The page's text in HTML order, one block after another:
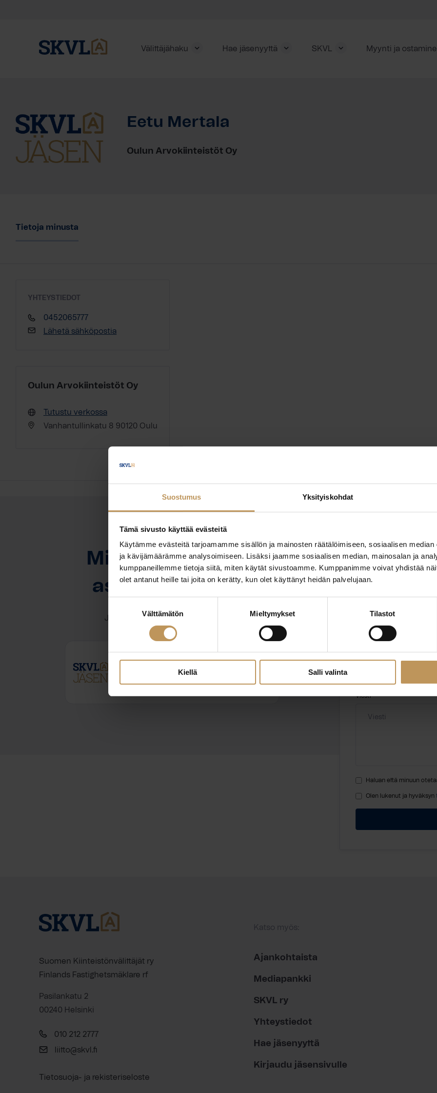
Suostumus Yksityiskohdat
Tämä sivusto käyttää evästeitä
Käytämme evästeitä tarjoamamme sisällön ja mainosten räätälöimiseen, sosiaalisen
ja kävijämäärämme analysoimiseen. Lisäksi jaamme sosiaalisen median, mainosalan ja
kumppaneillemme tietoja siitä, miten käytät sivustoamme. Kumppanimme voivat yhdistää
olet antanut heille tai joita on kerätty, kun olet käyttänyt heidän palvelujaan.
valinta
Välttämätön Mieltymykset Tilastot
Kiellä Salli valinta
Välittäjähaku Hae jäsenyyttä SKVL Myynti ja
Eetu Mertala
Oulun Arvokiinteistöt Oy
Tietoja minusta
YHTEYSTIEDOT
0452065777
Lähetä sähköpostia
Oulun Arvokiinteistöt Oy
Tutustu verkossa
Vanhantullinkatu 8 90120 Oulu
Miten voin auttaa
asuntoasioissa?
Jätä yhteystietosi, niin otan yhteyttä
Eetu Mertala
"*" näyttää pakolliset
Aihe
Viesti
Haluan että minuun
Olen lukenut ja hyväksyn
Suomen Kiinteistönvälittäjät ry
Finlands Fastighetsmäklare rf
Pasilankatu 2
00240 Helsinki
010 212 2777
liitto@skvl.fi
Tietosuoja- ja rekisteriseloste
Katso myös:
Ajankohtaista
Mediapankki
SKVL ry
Yhteystiedot
Hae jäsenyyttä
Kirjaudu jäsensivulle